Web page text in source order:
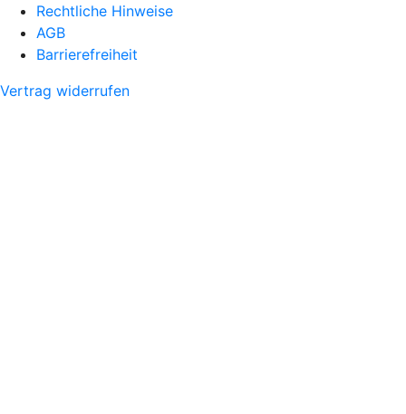
Rechtliche Hinweise
AGB
Barrierefreiheit
Vertrag widerrufen